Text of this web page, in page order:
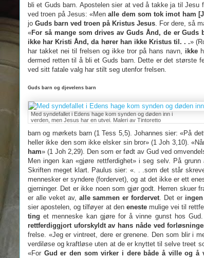
bli et Guds barn. Apostelen sier at ved å takke ja til Jesu
ved troen på Jesus: «Menalle dem som tok imot ham
jo Guds barn ved troen på Kristus Jesus . For dere, så
«For så mange som drives av Guds Ånd, de er Guds
ikke har Kristi Ånd, da hører han ikke Kristus til. . .»
har takket nei til frelsen og ikke tror på hans navn, ikke
dermed retten til å bli et Guds barn. Dette er det største
ved sitt fatale valg har stilt seg utenfor frelsen.
Guds barn og djevelens barn
Med syndefallet i Edens hage kom synden og døden inn i
verden, men Jesus har en utvei. Maleri av Tintoretto
barn og mørkets barn (1 Tess 5,5). Johannes sier: «På
heller ikke den som ikke elsker sin bror» (1 Joh 3,10).
ham» (1 Joh 2,29). Den som er født av Gud ved
Men ingen kan «gjøre rettferdighet» i seg selv. På
Skriften meget klart. Paulus sier: «. . .som det står
mennesker er syndere (fordervet), og at det ikke er ett
gjerninger. Det er ikke noen som gjør godt. Herren skuer
er alle veket av, alle sammen er fordervet. Det er ingen
sier apostelen, og tilføyer at den enestemulige vei til
ting et menneske kan gjøre for å vinne gunst hos
rettferdiggjort uforskyldt av hans nåde ved
frelse. «Jeg er vintreet, dere er grenene. Den som blir i
verdiløse og kraftløse uten at de er knyttet til selve treet
«For Gud er den som virker i dere både å ville og å